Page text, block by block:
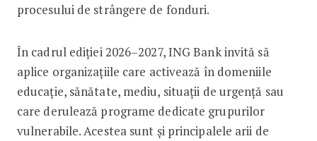
procesului de strângere de fonduri.
În cadrul ediției 2026–2027, ING Bank invită să
aplice organizațiile care activează în domeniile
educație, sănătate, mediu, situații de urgență sau
care derulează programe dedicate grupurilor
vulnerabile. Acestea sunt și principalele arii de